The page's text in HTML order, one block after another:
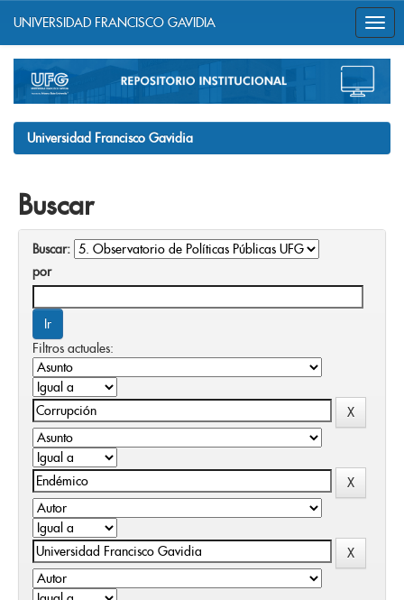
navigation
UNIVERSIDAD FRANCISCO GAVIDIA
Universidad Francisco Gavidia
Buscar
Buscar:
por
Filtros actuales: